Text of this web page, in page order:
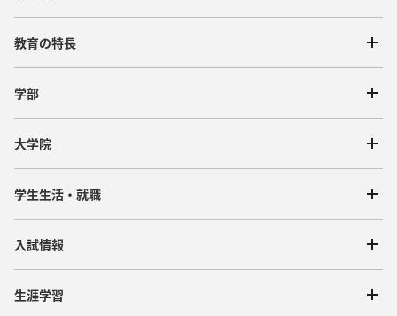
教育の特長
学部
大学院
学生生活・就職
入試情報
生涯学習